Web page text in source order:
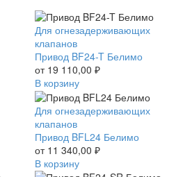
Привод
BF24-
T
Белимо
Для огнезадерживающих
клапанов
Привод BF24-T Белимо
от 19 110,00 ₽
В корзину
Привод
BFL24
Белимо
Для огнезадерживающих
клапанов
Привод BFL24 Белимо
от 11 340,00 ₽
В корзину